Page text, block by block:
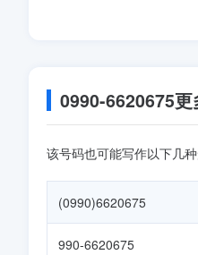
0990-6620675
该号码也可能写作以下几种
(0990)6620675
990-6620675